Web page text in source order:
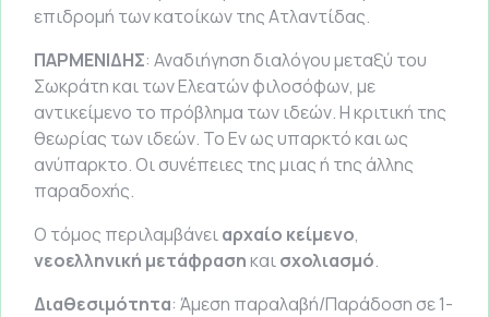
επιδρομή των κατοίκων της Ατλαντίδας.
ΠΑΡΜΕΝΙΔΗΣ: Αναδιήγηση διαλόγου μεταξύ του
Σωκράτη και των Ελεατών φιλοσόφων, με
αντικείμενο το πρόβλημα των ιδεών. Η κριτική της
θεωρίας των ιδεών. Το Εν ως υπαρκτό και ως
ανύπαρκτο. Οι συνέπειες της μιας ή της άλλης
παραδοχής.
Ο τόμος περιλαμβάνειαρχαίο κείμενο,
νεοελληνική μετάφρασηκαισχολιασμό.
Διαθεσιμότητα: Άμεση παραλαβή/Παράδοση σε 1-